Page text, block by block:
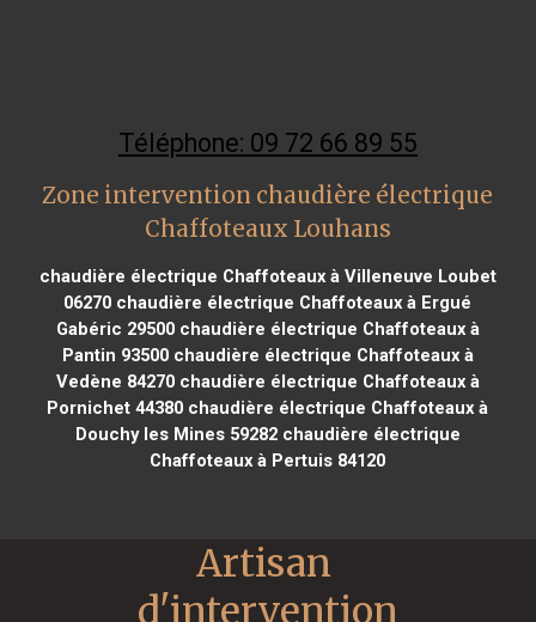
Téléphone: 09 72 66 89 55
Zone intervention chaudière électrique
Chaffoteaux Louhans
chaudière électrique Chaffoteaux à Villeneuve Loubet
06270 chaudière électrique Chaffoteaux à Ergué
Gabéric 29500chaudière électrique Chaffoteaux à
Pantin 93500chaudière électrique Chaffoteaux à
Vedène 84270chaudière électrique Chaffoteaux à
Pornichet 44380 chaudière électrique Chaffoteaux à
Douchy les Mines 59282chaudière électrique
Chaffoteaux à Pertuis 84120
Artisan
d'intervention